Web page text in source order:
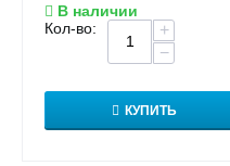
В наличии
Кол-во:
+
−
КУПИТЬ